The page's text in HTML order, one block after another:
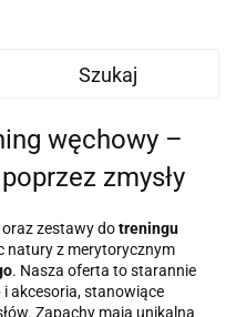
Szukaj
węchowy –
zmysły
oraz zestawy dotreningu
natury z merytorycznym
. Nasza oferta to starannie
i akcesoria, stanowiące
Zapachy mają unikalną